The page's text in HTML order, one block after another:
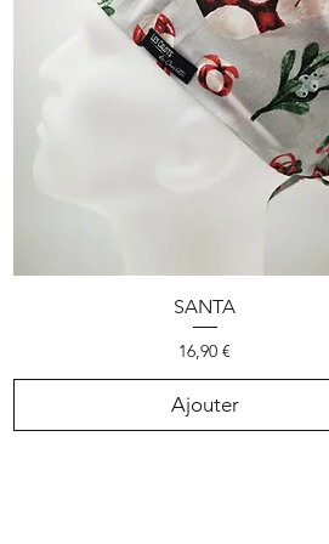
Aperçu rapide
SANTA
Prix
16,90 €
Ajouter